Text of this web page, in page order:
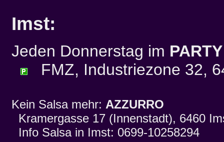
Imst:
Jeden Donnerstag im
FMZ, Industriezone 32,
Kein Salsa mehr: AZZURRO
Kramergasse 17 (Innenstadt), 6460
Info Salsa in Imst: 0699-10258294